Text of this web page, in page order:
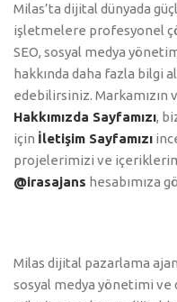
Milas’ta dijital dünyada
işletmelere profesyonel
SEO, sosyal medya
hakkında daha fazla bilgi
edebilirsiniz. Markamızın
Hakkımızda Sayfamızı,
için İletişim Sayfamızı
projelerimizi ve
@irasajans hesabımıza
Milas dijital pazarlama
sosyal medya yönetimi